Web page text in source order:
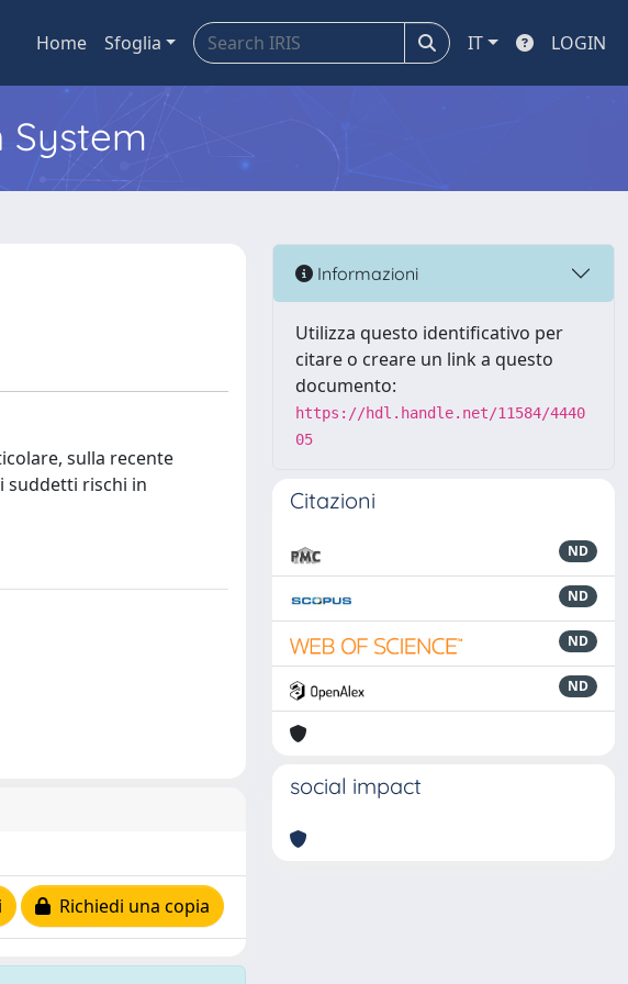
Home Sfoglia IT LOGIN
System
sulla recente
suddetti rischi in
Richiedi una copia
Informazioni
Utilizza questo identificativo per
citare o creare un link a questo
documento:
https://hdl.handle.net/11584/4440
05
Citazioni
ND
ND
ND
ND
social impact